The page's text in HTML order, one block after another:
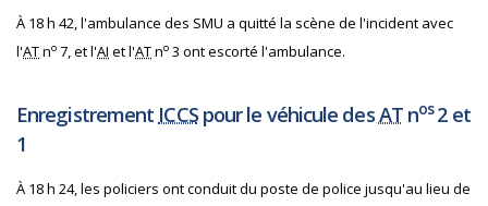
À 18 h 42, l'ambulance des SMU a quitté la scène de l'incident avec
l'ATno 7, et l'AI et l'ATno 3 ont escorté l'ambulance.
Enregistrement ICCSpour le véhicule desATnos2 et
1
À 18 h 24, les policiers ont conduit du poste de police jusqu'au lieu de